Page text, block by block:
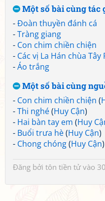
Một số bài cùng tác
-Đoàn thuyền đánh cá
-Tràng giang
- Con chim chiền chiện
- Các vị La Hán chùa
-Áo trắng
Một số bài cùng
- Con chim chiền chiện (
-Thi nghé(Huy Cận)
- Hai bàn tay em (Huy
- Buổi trưa hè(Huy Cận)
- Chong chóng(Huy Cận)
Đăng bởi tôn tiền tửvào